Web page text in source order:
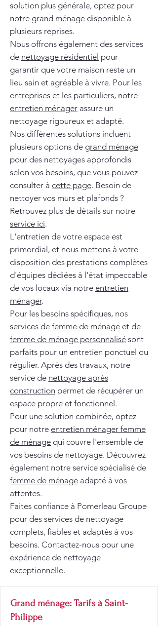
solution plus générale, optez pour
notre grand ménage disponible à
plusieurs reprises.
Nous offrons également des services
de nettoyage résidentiel pour
garantir que votre maison reste un
lieu sain et agréable à vivre. Pour les
entreprises et les particuliers, notre
entretien ménager assure un
nettoyage rigoureux et adapté.
Nos différentes solutions incluent
plusieurs options de grand ménage
pour des nettoyages approfondis
selon vos besoins, que vous pouvez
consulter à cette page. Besoin de
nettoyer vos murs et plafonds ?
Retrouvez plus de détails sur notre
service ici.
L'entretien de votre espace est
primordial, et nous mettons à votre
disposition des prestations complètes
d'équipes dédiées à l'état impeccable
de vos locaux via notre entretien
ménager.
Pour les besoins spécifiques, nos
services de femme de ménage et de
femme de ménage personnalisé sont
parfaits pour un entretien ponctuel ou
régulier. Après des travaux, notre
service de nettoyage après
construction permet de récupérer un
espace propre et fonctionnel.
Pour une solution combinée, optez
pour notre entretien ménager femme
de ménage qui couvre l'ensemble de
vos besoins de nettoyage. Découvrez
également notre service spécialisé de
femme de ménage adapté à vos
attentes.
Faites confiance à Pomerleau Groupe
pour des services de nettoyage
complets, fiables et adaptés à vos
besoins. Contactez-nous pour une
expérience de nettoyage
exceptionnelle.
Grand ménage: Tarifs à Saint-
Philippe